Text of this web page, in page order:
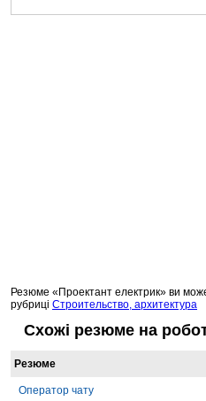
Резюме «Проектант електрик» ви
рубриці Строительство, архитектура
Схожі резюме на
Резюме
Оператор чату